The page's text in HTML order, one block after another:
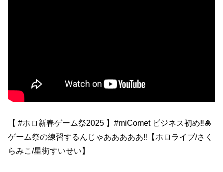
【 #ホロ新春ゲーム祭2025 】#miComet ビジネス初め‼🎍
ゲーム祭の練習するんじゃあああああ‼【ホロライブ/さく
らみこ/星街すいせい】